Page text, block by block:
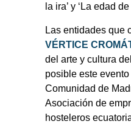
la ira’ y ‘La edad
Las entidades que
VÉRTICE
del arte y cultura
posible este
Comunidad de
Asociación de
hosteleros